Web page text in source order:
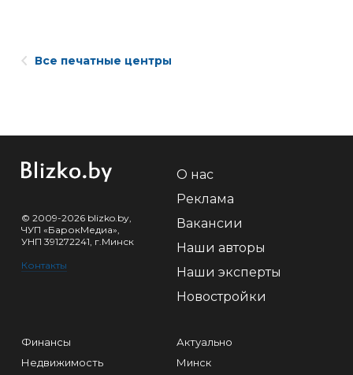
Все печатные центры
© 2009-2026 blizko.by,
ЧУП «БарокМедиа»,
УНП 391272241, г.Минск
Контакты
О нас
Реклама
Вакансии
Наши авторы
Наши эксперты
Новостройки
Финансы
Недвижимость
Актуально
Минск